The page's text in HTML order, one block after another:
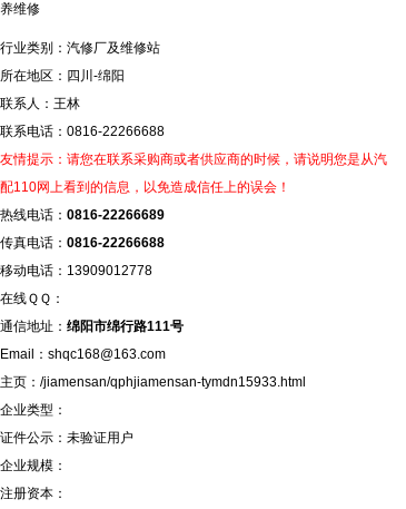
养维修
行业类别：汽修厂及维修站
所在地区：四川-绵阳
联系人：王林
联系电话：0816-22266688
友情提示：请您在联系采购商或者供应商的时候，请说明您是从汽
配110网上看到的信息，以免造成信任上的误会！
热线电话： 0816-22266689
传真电话： 0816-22266688
移动电话：13909012778
在线ＱＱ：
通信地址： 绵阳市绵行路111号
Email：shqc168@163.com
主页： /jiamensan/qphjiamensan-tymdn15933.html
企业类型：
证件公示：未验证用户
企业规模：
注册资本：